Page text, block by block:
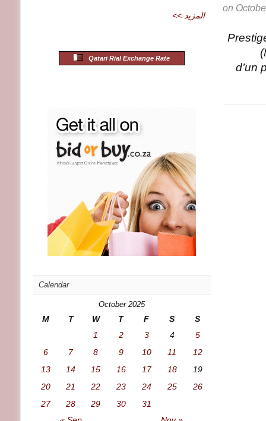
on
d’un
<< المزيد
Qatari Rial Exchange Rate
Calendar
October 2025
M T W T F S S
1 2 3 4
5
6
7 8 9 10 11
12
13
14 15 16 17 18
19
20
21 22 23 24 25
26
27
28 29 30 31